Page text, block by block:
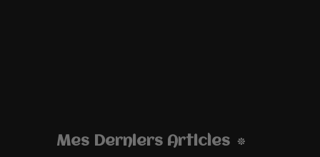
Mes Derniers Articles